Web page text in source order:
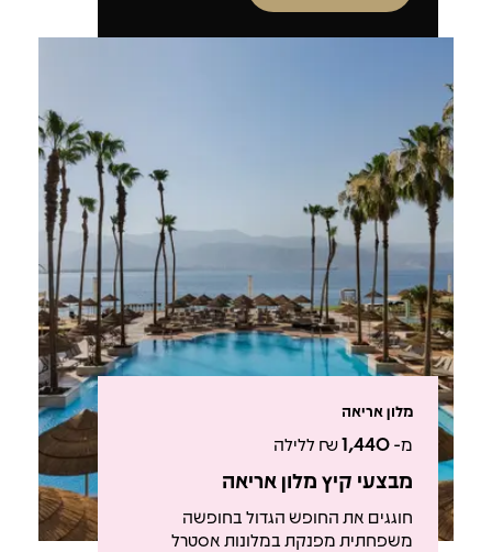
מלון אריאה
מ-1,440₪ ללילה
מבצעי קיץ מלון אריאה
חוגגים את החופש הגדול בחופשה
משפחתית מפנקת במלונות אסטרל